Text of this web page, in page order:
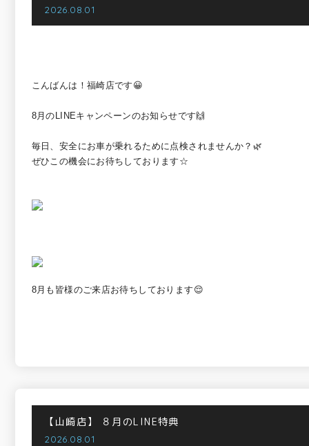
2026.08.01
こんばんは！福崎店です😀
8月のLINEキャンペーンのお知らせです🙌
毎日、安全にお車が乗れるために点検されませんか？🌿
ぜひこの機会にお待ちしております☆
8月も皆様のご来店お待ちしております😌
【山崎店】 ８月のLINE特典
2026.08.01